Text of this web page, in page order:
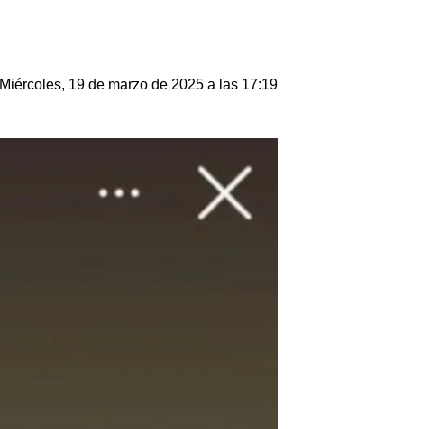
Miércoles, 19 de marzo de 2025 a las 17:19